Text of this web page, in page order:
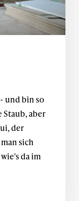
und bin so
aber
der
sich
da im